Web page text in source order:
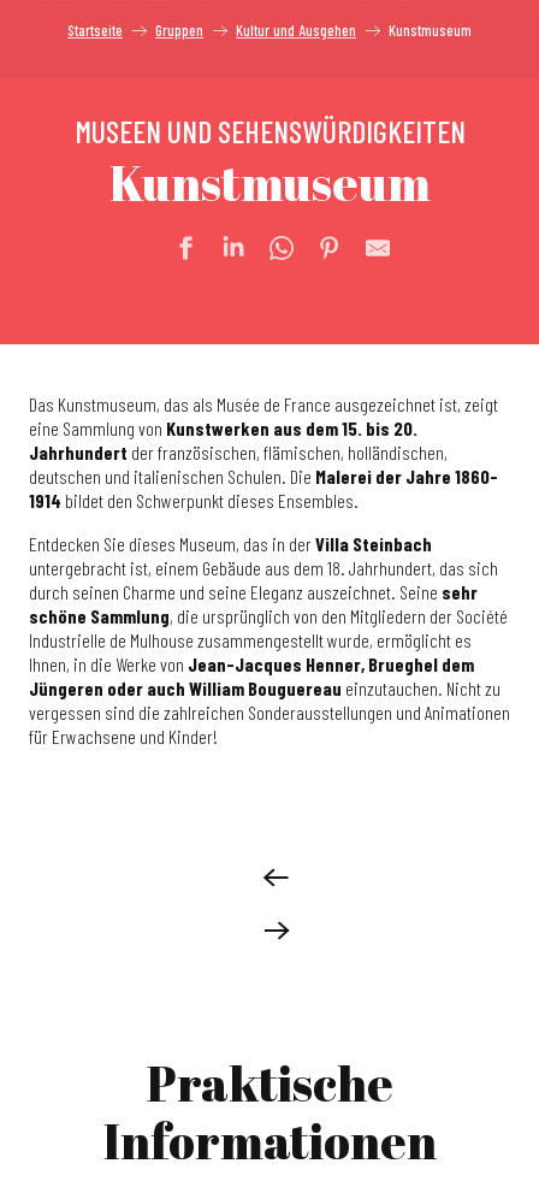
Startseite Gruppen Kultur und Ausgehen Kunstmuseum
MUSEEN UND SEHENSWÜRDIGKEITEN
Kunstmuseum
Das Kunstmuseum, das als Musée de France ausgezeichnet ist, zeigt
eine Sammlung von Kunstwerken aus dem 15. bis 20.
Jahrhundert der französischen, flämischen, holländischen,
deutschen und italienischen Schulen. Die Malerei der Jahre 1860-
1914 bildet den Schwerpunkt dieses Ensembles.
Entdecken Sie dieses Museum, das in derVilla Steinbach
untergebracht ist, einem Gebäude aus dem 18. Jahrhundert, das sich
durch seinen Charme und seine Eleganz auszeichnet. Seine sehr
schöne Sammlung, die ursprünglich von den Mitgliedern der Société
Industrielle de Mulhouse zusammengestellt wurde, ermöglicht es
Ihnen, in die Werke von Jean-Jacques Henner, Brueghel dem
Jüngeren oder auch William Bouguereau einzutauchen. Nicht zu
vergessen sind die zahlreichen Sonderausstellungen und Animationen
für Erwachsene und Kinder!
Praktische
Informationen